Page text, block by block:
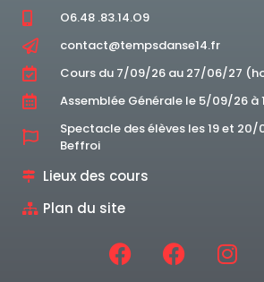
O6.48 .83.14.O9
contact@tempsdanse14.fr
Cours du 7/09/26 au 27/06/27
Assemblée Générale le 5/09/26 à
Spectacle des élèves les 19 et
Beffroi
Lieux des cours
Plan du site